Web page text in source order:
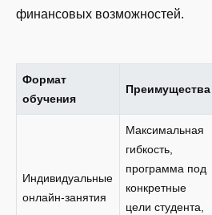
финансовых возможностей.
Формат
обучения
Преимущества
Индивидуальные
онлайн-занятия
Максимальная
гибкость,
программа под
конкретные
цели студента,